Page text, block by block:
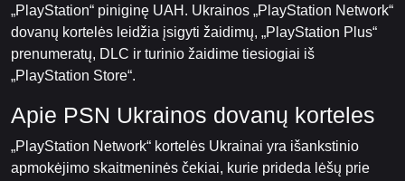
„PlayStation“ piniginę UAH. Ukrainos „PlayStation Network“
dovanų kortelės leidžia įsigyti žaidimų, „PlayStation Plus“
prenumeratų, DLC ir turinio žaidime tiesiogiai iš
„PlayStation Store“.
Apie PSN Ukrainos dovanų korteles
„PlayStation Network“ kortelės Ukrainai yra išankstinio
apmokėjimo skaitmeninės čekiai, kurie prideda lėšų prie